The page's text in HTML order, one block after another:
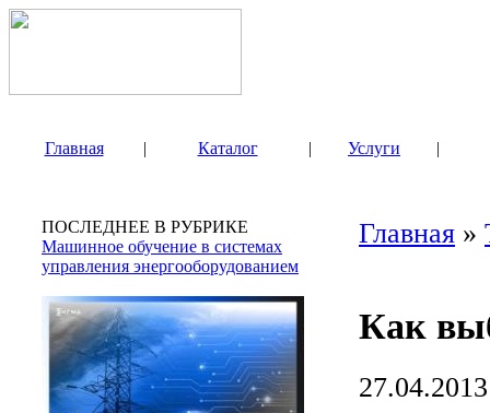
Главная | Каталог | Услуги |
ПОСЛЕДНЕЕ В РУБРИКЕ
Машинное обучение в системах
управления энергооборудованием
Главная »
Как
27.04.2013